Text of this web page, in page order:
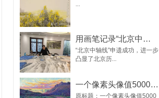
...
用画笔记录“北京中轴线”
“北京中轴线”申遗成功，进一步
凸显了北京历...
一个像素头像值5000万？
原标题：一个像素头像值5000